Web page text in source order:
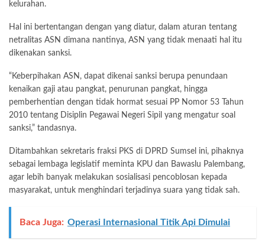
kelurahan.
Hal ini bertentangan dengan yang diatur, dalam aturan tentang
netralitas ASN dimana nantinya, ASN yang tidak menaati hal itu
dikenakan sanksi.
“Keberpihakan ASN, dapat dikenai sanksi berupa penundaan
kenaikan gaji atau pangkat, penurunan pangkat, hingga
pemberhentian dengan tidak hormat sesuai PP Nomor 53 Tahun
2010 tentang Disiplin Pegawai Negeri Sipil yang mengatur soal
sanksi,” tandasnya.
Ditambahkan sekretaris fraksi PKS di DPRD Sumsel ini, pihaknya
sebagai lembaga legislatif meminta KPU dan Bawaslu Palembang,
agar lebih banyak melakukan sosialisasi pencoblosan kepada
masyarakat, untuk menghindari terjadinya suara yang tidak sah.
Baca Juga: Operasi Internasional Titik Api Dimulai